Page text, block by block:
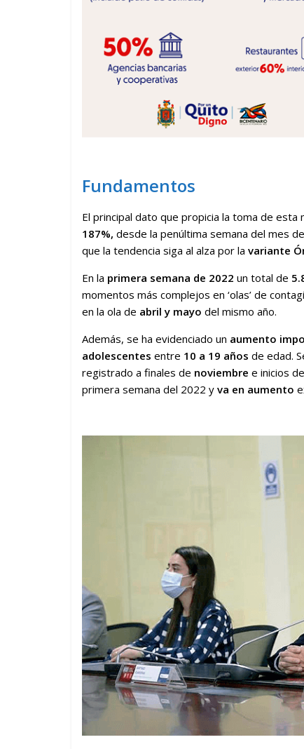
Fundamentos
El principal dato que propicia la toma de esta
187%, desde la penúltima semana del mes
que la tendencia siga al alza por la variante
En la primera semana de 2022 un total de
momentos más complejos en ‘olas’ de
en la ola de abril y mayo del mismo año.
Además, se ha evidenciado un aumento
adolescentes entre 10 a 19 años de edad.
registrado a finales de noviembre e inicios
primera semana del 2022 y va en aumento